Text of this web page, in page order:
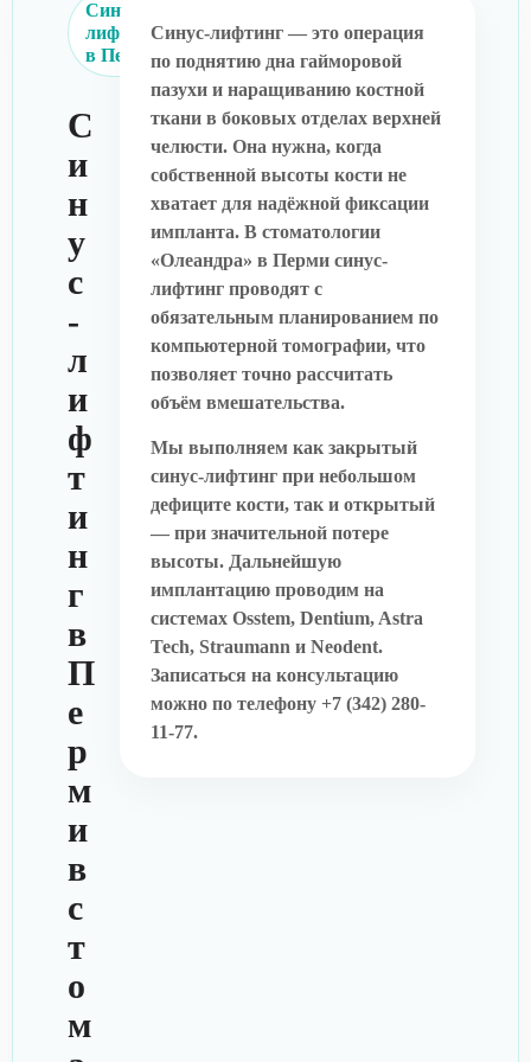
Синус-
лифтинг
в Перми
С
и
н
у
с
-
л
и
ф
т
и
н
г
в
П
е
р
м
и
в
с
т
о
м
Синус-лифтинг — это операция
по поднятию дна гайморовой
пазухи и наращиванию костной
ткани в боковых отделах верхней
челюсти. Она нужна, когда
собственной высоты кости не
хватает для надёжной фиксации
импланта. В стоматологии
«Олеандра» в Перми синус-
лифтинг проводят с
обязательным планированием по
компьютерной томографии, что
позволяет точно рассчитать
объём вмешательства.
Мы выполняем как закрытый
синус-лифтинг при небольшом
дефиците кости, так и открытый
— при значительной потере
высоты. Дальнейшую
имплантацию проводим на
системах Osstem, Dentium, Astra
Tech, Straumann и Neodent.
Записаться на консультацию
можно по телефону +7 (342) 280-
11-77.